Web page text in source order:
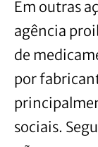
Em outras
agência
de
por
sociais.